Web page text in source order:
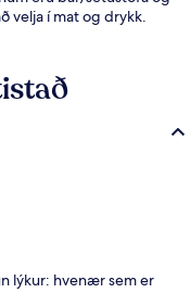
velja í mat og drykk.
lýkur: hvenær sem er